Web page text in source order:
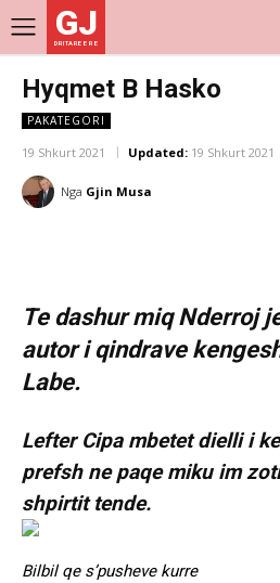
GJ
DRITARE E RE
Hyqmet B Hasko
PAKATEGORI
19 Shkurt 2021 Updated: 19 Shkurt 2021
Nga Gjin Musa
Te dashur miq Nderroj
autor i qindrave
Labe.
Lefter Cipa mbetet dielli i
prefsh ne paqe miku im
shpirtit tende.
Bilbil qe s’pusheve kurre